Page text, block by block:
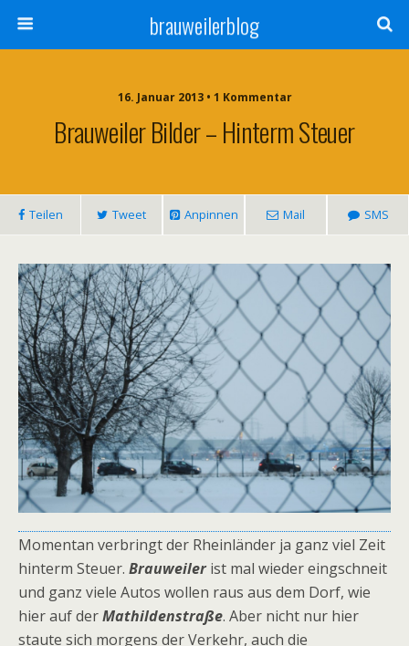
brauweilerblog
16. Januar 2013 • 1 Kommentar
Brauweiler Bilder – Hinterm Steuer
Teilen Tweet Anpinnen Mail SMS
Momentan verbringt der Rheinländer ja ganz viel Zeit
hinterm Steuer. Brauweilerist mal wieder eingschneit
und ganz viele Autos wollen raus aus dem Dorf, wie
hier auf derMathildenstraße. Aber nicht nur hier
staute sich morgens der Verkehr, auch die